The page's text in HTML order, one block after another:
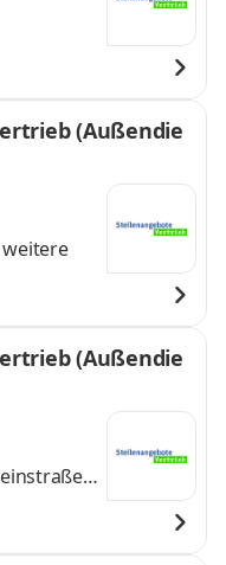
(Außendie
(Außendie